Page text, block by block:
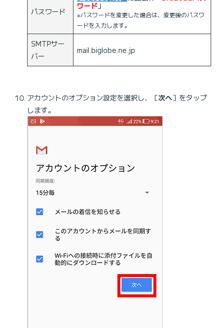
パスワード
ワード 」
※パスワードを変更した場合は、変更後のパスワ
ードを入力します。
SMTPサー
バー
mail.biglobe.ne.jp
アカウントのオプション設定を選択し、［次へ］をタップ
します。